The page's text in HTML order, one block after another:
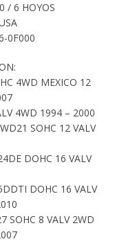
/ 6 HOYOS
0F000
4WD MEXICO 12
4WD 1994 – 2000
SOHC 12 VALV
DOHC 16 VALV
DOHC 16 VALV
SOHC 8 VALV 2WD